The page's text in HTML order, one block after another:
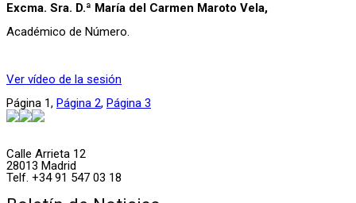
Excma. Sra. D.ª María del Carmen Maroto Vela,
Académico de Número.
Ver vídeo de la sesión
Página 1, Página 2, Página 3
Calle Arrieta 12
28013 Madrid
Telf. +34 91 547 03 18